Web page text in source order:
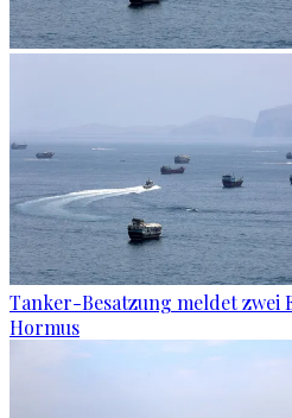
Tanker-Besatzung meldet zwei
Hormus